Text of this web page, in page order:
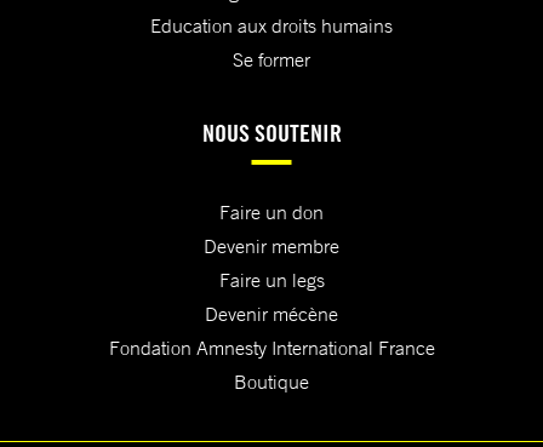
Education aux droits humains
Se former
NOUS SOUTENIR
Faire un don
Devenir membre
Faire un legs
Devenir mécène
Fondation Amnesty International France
Boutique